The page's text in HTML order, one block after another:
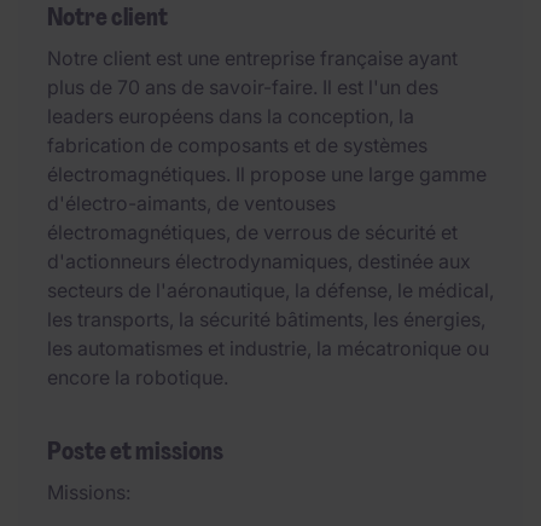
Notre client
Notre client est une entreprise française ayant
plus de 70 ans de savoir-faire. Il est l'un des
leaders européens dans la conception, la
fabrication de composants et de systèmes
électromagnétiques. Il propose une large gamme
d'électro-aimants, de ventouses
électromagnétiques, de verrous de sécurité et
d'actionneurs électrodynamiques, destinée aux
secteurs de l'aéronautique, la défense, le médical,
les transports, la sécurité bâtiments, les énergies,
les automatismes et industrie, la mécatronique ou
encore la robotique.
Poste et missions
Missions: